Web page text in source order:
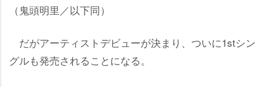
（鬼頭明里／以下同）
だがアーティストデビューが決まり、ついに1stシン
グルも発売されることになる。